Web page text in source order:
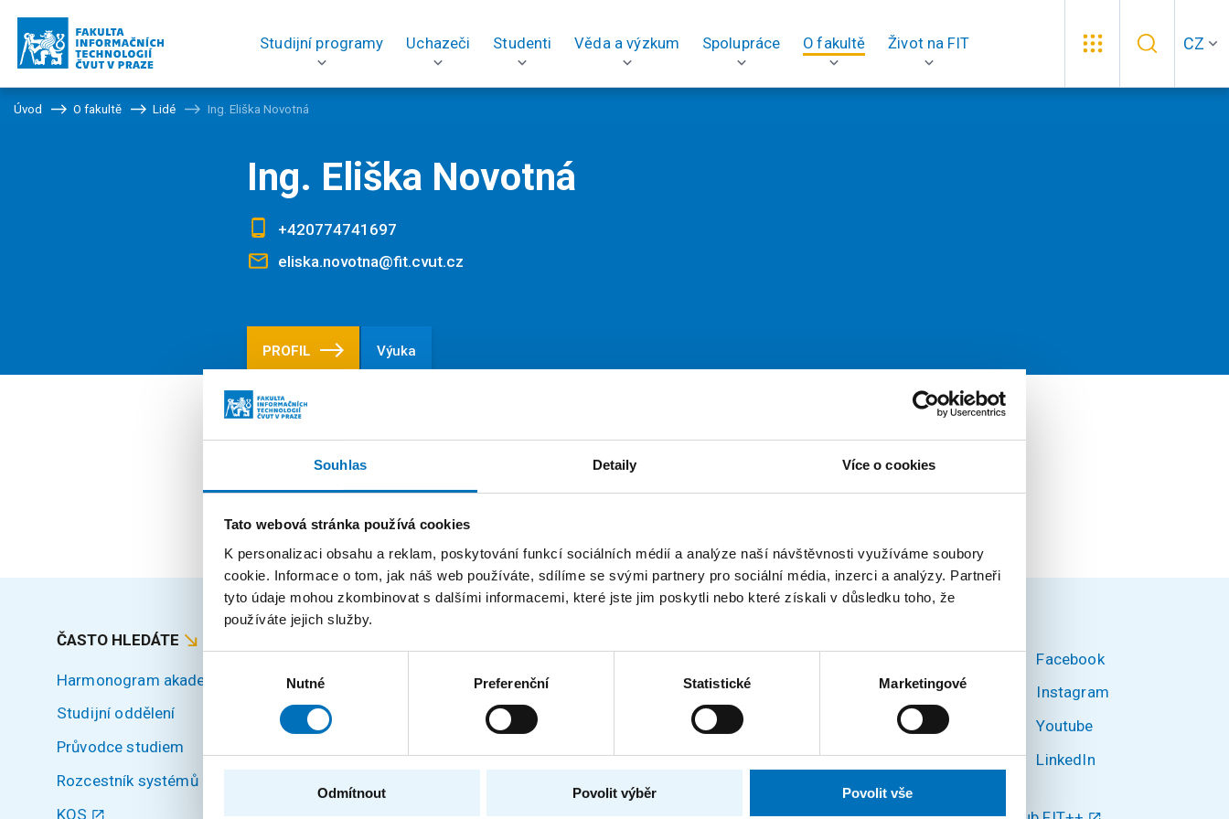
Souhlas Detaily Více o cookies
Tato webová stránka používá cookies
K personalizaci obsahu a reklam, poskytování funkcí sociálních médií a analýze naší návštěvnosti využíváme soubory
cookie. Informace o tom, jak náš web používáte, sdílíme se svými partnery pro sociální média, inzerci a analýzy. Partneři
tyto údaje mohou zkombinovat s dalšími informacemi, které jste jim poskytli nebo které získali v důsledku toho, že
používáte jejich služby.
souhlasu
Nutné Preferenční Statistické Marketingové
Odmítnout Povolit výběr Povolit vše
Studijní programy Uchazeči Studenti Věda a výzkum Spolupráce O fakultě Život na FIT CZ
Úvod O fakultě Lidé Ing. Eliška Novotná
Ing. Eliška Novotná
+420774741697
eliska.novotna@fit.cvut.cz
PROFIL Výuka
Pozice
externí učitel Katedra softwarového inženýrství
ČASTO HLEDÁTE
Harmonogram akademického roku
Studijní oddělení
Průvodce studiem
Rozcestník systémů
KOS
IČO: 68407700
DIČ: CZ68407700
České vysoké učení technické v
Praze
Dejvice, 16000 Praha 6
Facebook
Instagram
Youtube
LinkedIn